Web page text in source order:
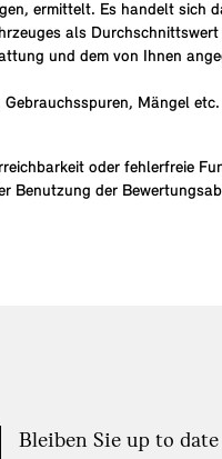
ermittelt. Es handelt sich
als
und dem von Ihnen
Mängel
oder fehlerfreie
Benutzung der
Bleiben Sie up to